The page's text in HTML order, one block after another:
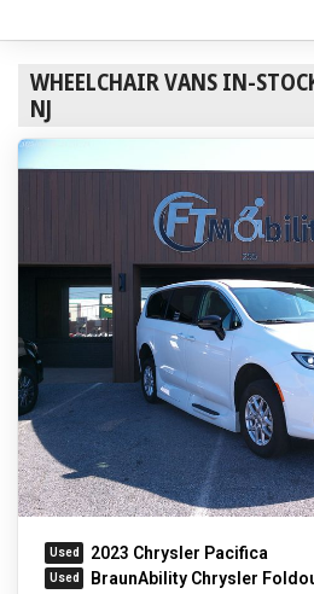
WHEELCHAIR VANS IN-
NJ
2023 Chrysler Pacifica
BraunAbility Chrysler